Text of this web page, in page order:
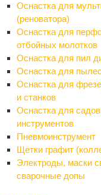
Оснастка для
(реноватора)
Оснастка для
отбойных молотков
Оснастка для пил
Оснастка для
Оснастка для
и станков
Оснастка для
инструментов
Пневмоинструмент
Щетки графит
Электроды, маски
сварочные допы
Назад
Каталог
Стройматериалы
Назад
Стройматериалы
Алюминиевые листы и
Назад
Алюминиевые листы и
Листы алюминиевые
Профили алюминиевые
Арматура, проволока,
Назад
Арматура, проволока,
Арматура